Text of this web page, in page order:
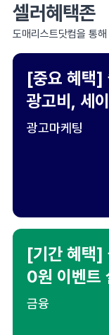
셀러혜택존
도매리스트닷컴을 통
[중요 혜택]
광고비, 세
광고마케팅
[기간 혜택]
0원 이벤트
금융